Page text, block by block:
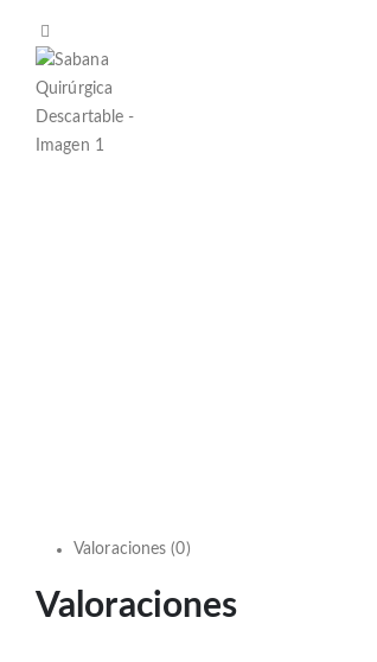
Valoraciones (0)
Valoraciones